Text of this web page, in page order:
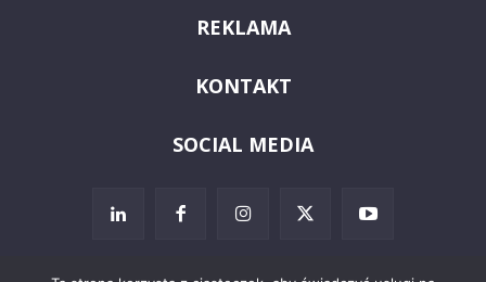
REKLAMA
KONTAKT
SOCIAL MEDIA